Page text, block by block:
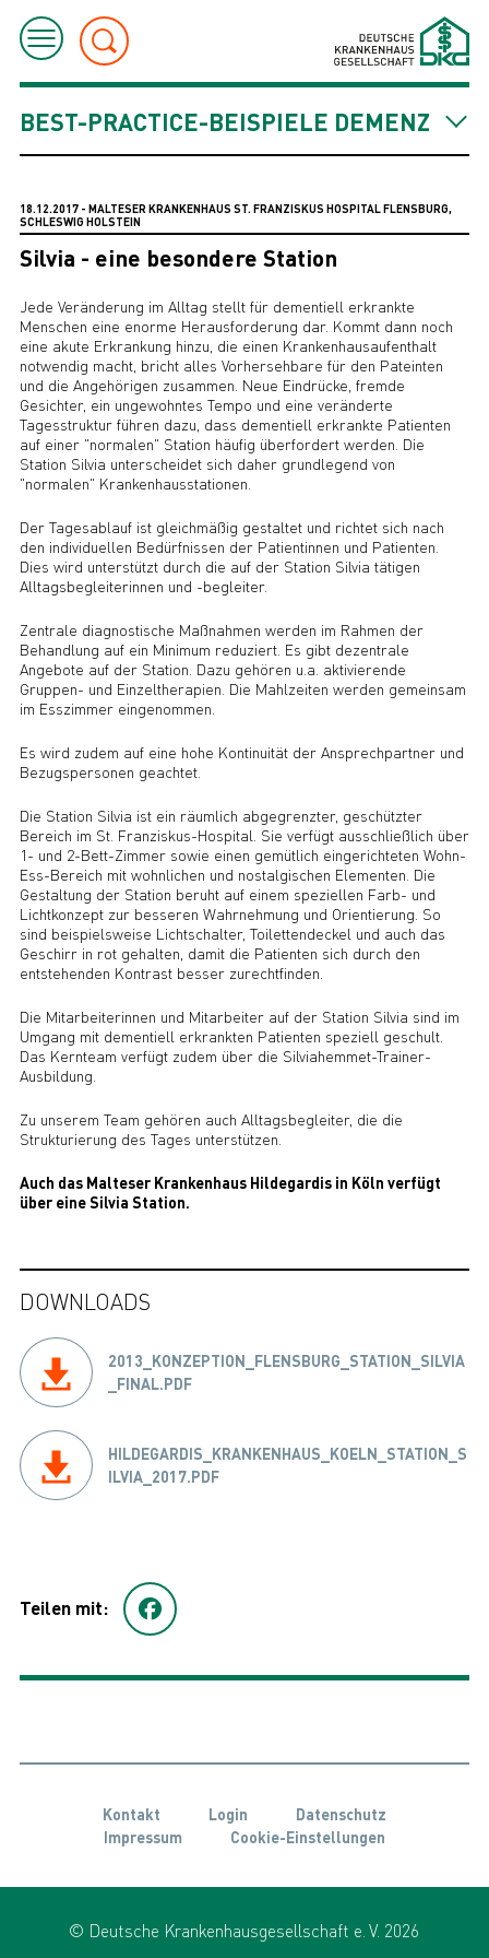
BEST-PRACTICE-BEISPIELE DEMENZ
18.12.2017 - MALTESER KRANKENHAUS ST. FRANZISKUS HOSPITAL FLENSBURG,
SCHLESWIG HOLSTEIN
Silvia - eine besondere Station
Jede Veränderung im Alltag stellt für dementiell erkrankte
Menschen eine enorme Herausforderung dar. Kommt dann noch
eine akute Erkrankung hinzu, die einen Krankenhausaufenthalt
notwendig macht, bricht alles Vorhersehbare für den Pateinten
und die Angehörigen zusammen. Neue Eindrücke, fremde
Gesichter, ein ungewohntes Tempo und eine veränderte
Tagesstruktur führen dazu, dass dementiell erkrankte Patienten
auf einer "normalen" Station häufig überfordert werden. Die
Station Silvia unterscheidet sich daher grundlegend von
"normalen" Krankenhausstationen.
Der Tagesablauf ist gleichmäßig gestaltet und richtet sich nach
den individuellen Bedürfnissen der Patientinnen und Patienten.
Dies wird unterstützt durch die auf der Station Silvia tätigen
Alltagsbegleiterinnen und -begleiter.
Zentrale diagnostische Maßnahmen werden im Rahmen der
Behandlung auf ein Minimum reduziert. Es gibt dezentrale
Angebote auf der Station. Dazu gehören u.a. aktivierende
Gruppen- und Einzeltherapien. Die Mahlzeiten werden gemeinsam
im Esszimmer eingenommen.
Es wird zudem auf eine hohe Kontinuität der Ansprechpartner und
Bezugspersonen geachtet.
Die Station Silvia ist ein räumlich abgegrenzter, geschützter
Bereich im St. Franziskus-Hospital. Sie verfügt ausschließlich über
1- und 2-Bett-Zimmer sowie einen gemütlich eingerichteten Wohn-
Ess-Bereich mit wohnlichen und nostalgischen Elementen. Die
Gestaltung der Station beruht auf einem speziellen Farb- und
Lichtkonzept zur besseren Wahrnehmung und Orientierung. So
sind beispielsweise Lichtschalter, Toilettendeckel und auch das
Geschirr in rot gehalten, damit die Patienten sich durch den
entstehenden Kontrast besser zurechtfinden.
Die Mitarbeiterinnen und Mitarbeiter auf der Station Silvia sind im
Umgang mit dementiell erkrankten Patienten speziell geschult.
Das Kernteam verfügt zudem über die Silviahemmet-Trainer-
Ausbildung.
Zu unserem Team gehören auch Alltagsbegleiter, die die
Strukturierung des Tages unterstützen.
Auch das Malteser Krankenhaus Hildegardis in Köln verfügt
über eine Silvia Station.
DOWNLOADS
2013_KONZEPTION_FLENSBURG_STATION_SILVIA
_FINAL.PDF
HILDEGARDIS_KRANKENHAUS_KOELN_STATION_S
ILVIA_2017.PDF
Teilen mit:
Kontakt Login
Datenschutz
Impressum
Cookie-Einstellungen
© Deutsche Krankenhausgesellschaft e. V. 2026